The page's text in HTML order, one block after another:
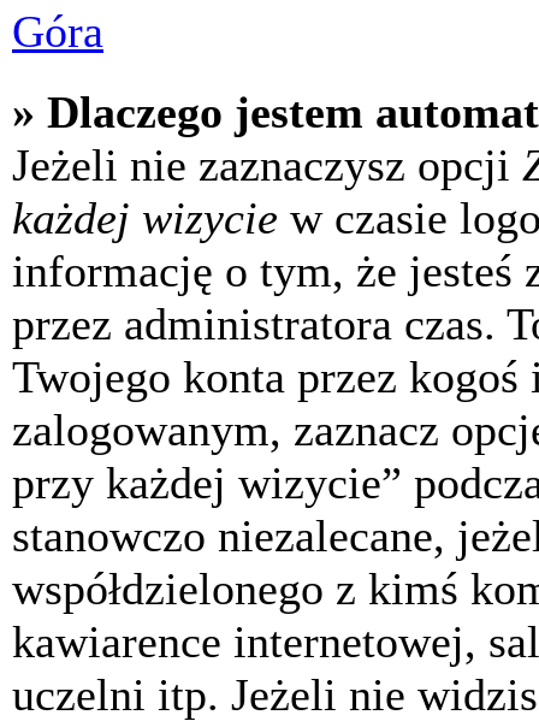
Góra
» Dlaczego jestem
Jeżeli nie zaznaczysz opcji
każdej wizycie w czasie
informację o tym, że jesteś
przez administratora czas.
Twojego konta przez kogoś
zalogowanym, zaznacz
przy każdej wizycie”
stanowczo niezalecane,
współdzielonego z kimś
kawiarence internetowej,
uczelni itp. Jeżeli nie